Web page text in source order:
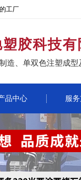
工厂
胶科技
造、单双色注塑成
品中心 服